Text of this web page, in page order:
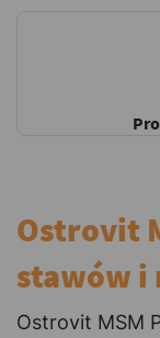
Ostrovit
stawów i
Ostrovit MSM